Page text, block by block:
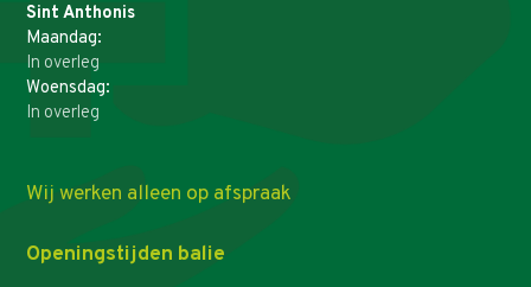
Sint Anthonis
Maandag:
In overleg
Woensdag:
In overleg
Wij werken alleen op afspraak
Openingstijden balie